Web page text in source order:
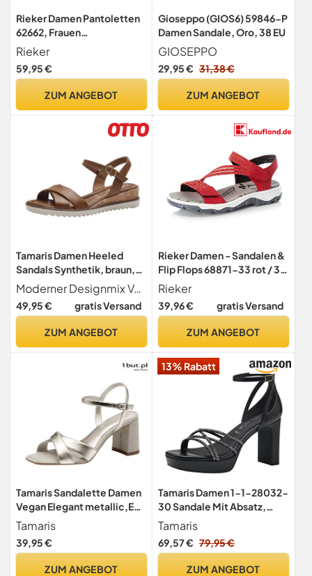
Rieker Damen Pantoletten
62662, Frauen
Slipper,Backless
Slipper,Gartenschuhe,Som
merschuhe,sommerclogs,
warz (01),41 EU / 7.5 UK
Rieker
59,95 €
ZUM ANGEBOT
Gioseppo (GIOS6) 59846-P
Damen Sandale, Oro, 38 EU
GIOSEPPO
29,95 € 31,38 €
ZUM ANGEBOT
Tamaris Damen Heeled
Sandals Synthetik, braun,
39 EU
Moderner Designmix Veganes synthetisches Obermaterial verbindet Stil und Nachhaltigkeit.
49,95 € gratis Versand
ZUM ANGEBOT
Rieker Damen - Sandalen &
Flip Flops 68871-33 rot / 33
Gr.40
Rieker
39,96 € gratis Versand
ZUM ANGEBOT
Tamaris Sandalette Damen
Vegan Elegant metallic,EU
38
Tamaris
39,95 €
ZUM ANGEBOT
13% Rabatt
Tamaris Damen 1-1-28032-
30 Sandale Mit Absatz,
Schwarz, 38 EU
Tamaris
69,57 € 79,95 €
ZUM ANGEBOT